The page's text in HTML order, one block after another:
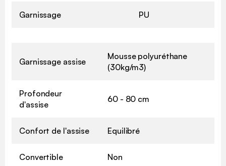
Garnissage PU
Garnissage assise
Mousse polyuréthane
(30kg/m3)
Profondeur
d'assise
60 - 80 cm
Confort de l'assise Equilibré
Convertible Non